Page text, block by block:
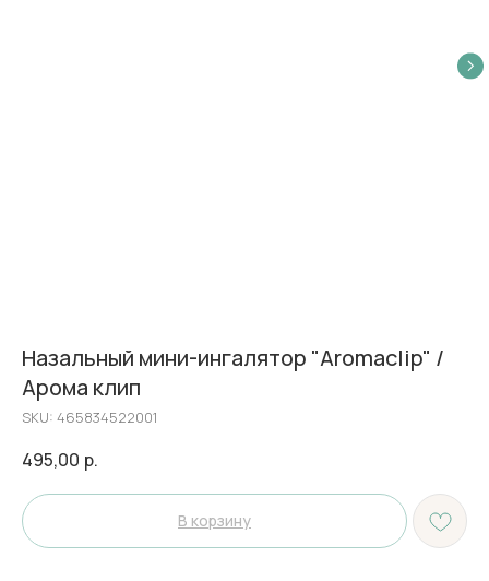
Назальный мини-ингалятор "Aromaclip" /
Арома клип
SKU: 465834522001
495,00 р.
В корзину